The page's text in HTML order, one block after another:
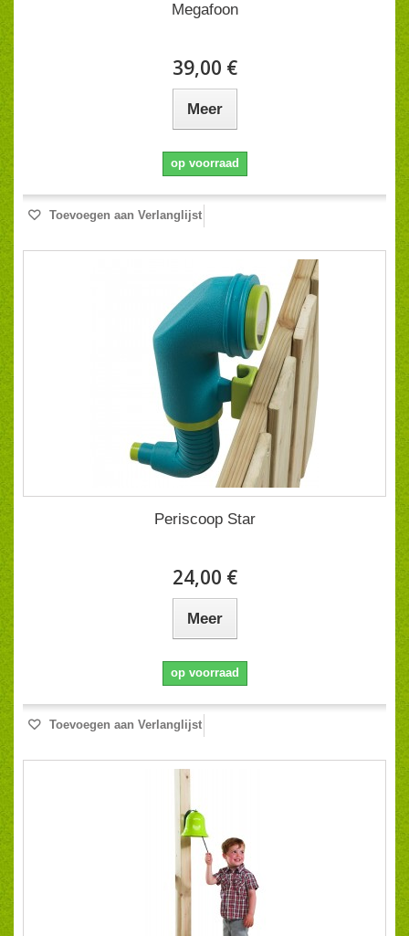
Megafoon
39,00 €
Meer
op voorraad
Toevoegen aan Verlanglijst
Periscoop Star
24,00 €
Meer
op voorraad
Toevoegen aan Verlanglijst